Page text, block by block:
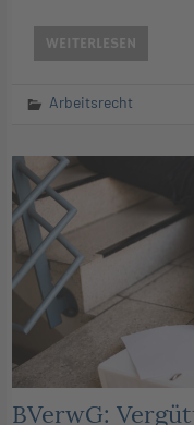
WEITERLESEN
Arbeitsrecht
BVerwG: